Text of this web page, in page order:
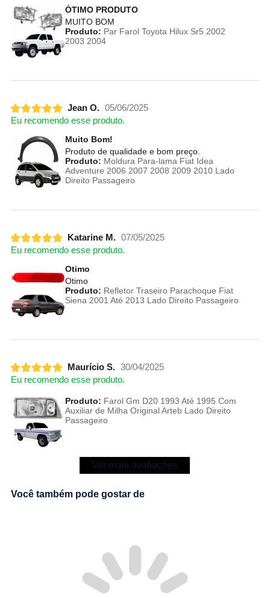
ÓTIMO PRODUTO
MUITO BOM
Produto: Par Farol Toyota Hilux Sr5 2002
2003 2004
Jean O. 05/06/2025
Eu recomendo esse produto.
Muito Bom!
Produto de qualidade e bom preço.
Produto: Moldura Para-lama Fiat Idea
Adventure 2006 2007 2008 2009 2010 Lado
Direito Passageiro
Katarine M. 07/05/2025
Eu recomendo esse produto.
Otimo
Otimo
Produto: Refletor Traseiro Parachoque Fiat
Siena 2001 Até 2013 Lado Direito Passageiro
Maurício S. 30/04/2025
Eu recomendo esse produto.
Produto: Farol Gm D20 1993 Até 1995 Com
Auxiliar de Milha Original Arteb Lado Direito
Passageiro
Ver mais avaliações
Você também pode gostar de